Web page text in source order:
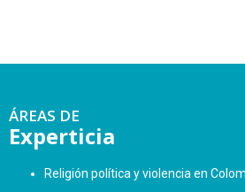
ÁREAS DE
Experticia
Religión política y violencia en